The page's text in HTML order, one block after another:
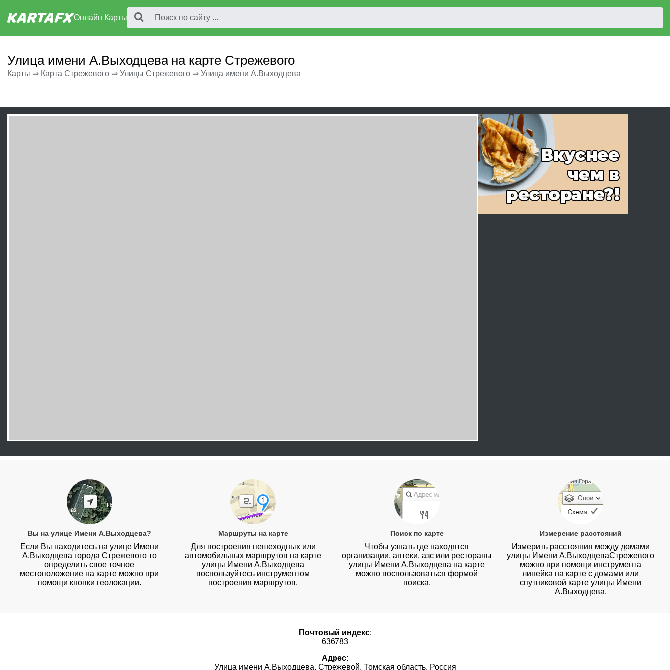
Онлайн Карты
Улица имени А.Выходцева на карте Стрежевого
Карты ⇒ Карта Стрежевого ⇒ Улицы Стрежевого ⇒ Улица имени А.Выходцева
Вы на улице Имени А.Выходцева?
Если Вы находитесь на улице Имени
А.Выходцева города Стрежевого то
определить свое точное
местоположение на карте можно при
помощи кнопки геолокации.
Маршруты на карте
Для построения пешеходных или
автомобильных маршрутов на карте
улицы Имени А.Выходцева
воспользуйтесь инструментом
построения маршрутов.
Поиск по карте
Чтобы узнать где находятся
организации, аптеки, азс или рестораны
улицы Имени А.Выходцева на карте
можно воспользоваться формой
поиска.
Измерение расстояний
Измерить расстояния между домами
улицы Имени А.ВыходцеваСтрежевого
можно при помощи инструмента
линейка на карте с домами или
спутниковой карте улицы Имени
А.Выходцева.
Почтовый индекс:
636783
Адрес:
улица имени А.Выходцева, Стрежевой, Томская область, Россия